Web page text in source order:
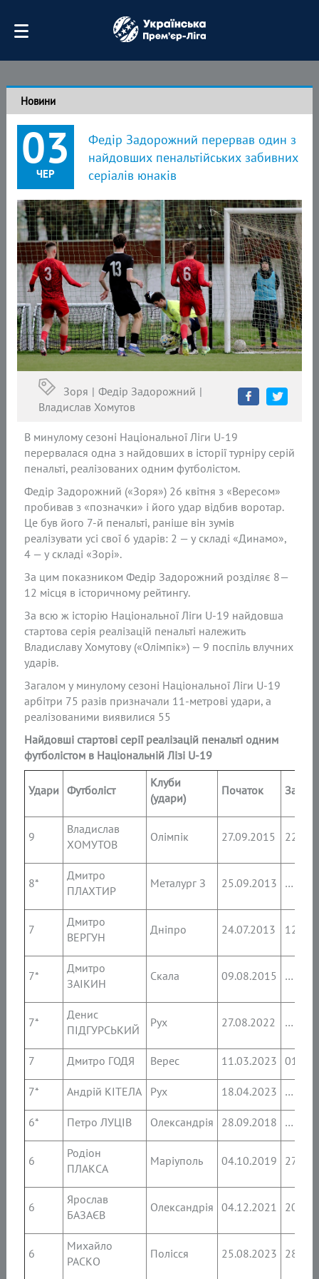
Новини
03
ЧЕР
Федір Задорожний перервав один з
найдовших пенальтійських забивних
серіалів юнаків
Зоря
Федір Задорожний
Владислав Хомутов
В минулому сезоні Національної Ліги U-19
перервалася одна з найдовших в історії турніру серій
пенальті, реалізованих одним футболістом.
Федір Задорожний («Зоря») 26 квітня з «Вересом»
пробивав з «позначки» і його удар відбив воротар.
Це був його 7-й пенальті, раніше він зумів
реалізувати усі свої 6 ударів: 2 — у складі «Динамо»,
4 — у складі «Зорі».
За цим показником Федір Задорожний розділяє 8—
12 місця в історичному рейтингу.
За всю ж історію Національної Ліги U-19 найдовша
стартова серія реалізацій пенальті належить
Владиславу Хомутову («Олімпік») — 9 поспіль влучних
ударів.
Загалом у минулому сезоні Національної Ліги U-19
арбітри 75 разів призначали 11-метрові удари, а
реалізованими виявилися 55
Найдовші стартові серії реалізацій пенальті одним
футболістом в Національній Лізі U-19
Удари Футболіст
Клуби
(удари)
Початок
9
Владислав
ХОМУТОВ
Олімпік 27.09.2015
8*
Дмитро
ПЛАХТИР
Металург З 25.09.2013 …
7
Дмитро
ВЕРГУН
Дніпро 24.07.2013
7*
Дмитро
ЗАІКИН
Скала 09.08.2015 …
7*
Денис
ПІДГУРСЬКИЙ
Рух 27.08.2022 …
7 Дмитро ГОДЯ Верес 11.03.2023
7* Андрій КІТЕЛА Рух 18.04.2023 …
6* Петро ЛУЦІВ Олександрія 28.09.2018 …
6
Родіон
ПЛАКСА
Маріуполь 04.10.2019
6
Ярослав
БАЗАЄВ
Олександрія 04.12.2021
6
Михайло
РАСКО
Полісся 25.08.2023